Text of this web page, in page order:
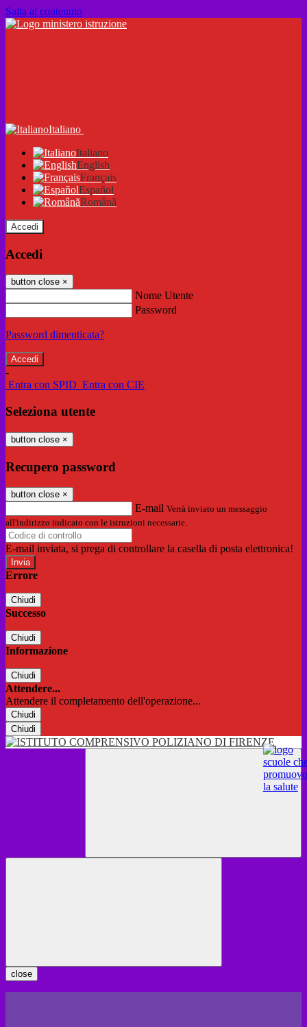
Salta al contenuto
Italiano
Italiano
English
Français
Español
Română
Accedi
Accedi
button close ×
Nome Utente
Password
Password dimenticata?
-
Entra con SPID Entra con CIE
Seleziona utente
button close ×
Recupero password
button close ×
E-mail Verrà inviato un messaggio
all'indirizzo indicato con le istruzioni necessarie.
E-mail inviata, si prega di controllare la casella di posta elettronica!
Errore
Chiudi
Successo
Chiudi
Informazione
Chiudi
Attendere...
Attendere il completamento dell'operazione...
Chiudi
Chiudi
close